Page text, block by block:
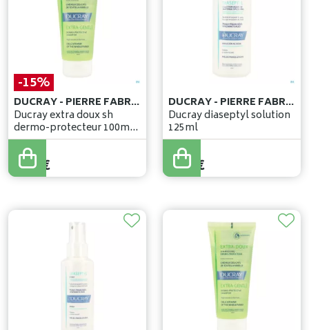
-15%
DUCRAY - PIERRE FABRE BENELUX
Ducray extra doux sh
dermo-protecteur 100ml
nf
7,00€
5,95 €
DUCRAY - PIERRE FABRE BENELUX
Ducray diaseptyl solution
125ml
8,92 €